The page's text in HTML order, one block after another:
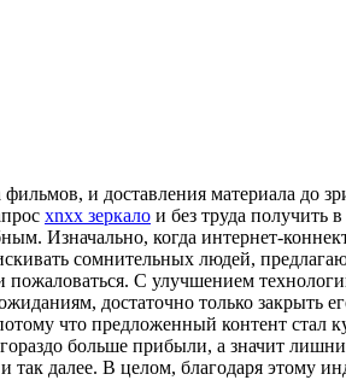
и доставления материала до
xnxx зеркало и без труда получить
Изначально, когда интернет-
сомнительных людей,
С улучшением
достаточно только закрыть
что предложенный контент стал
больше прибыли, а значит
далее. В целом, благодаря этому